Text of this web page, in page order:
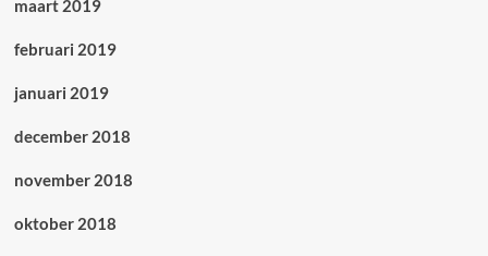
maart 2019
februari 2019
januari 2019
december 2018
november 2018
oktober 2018